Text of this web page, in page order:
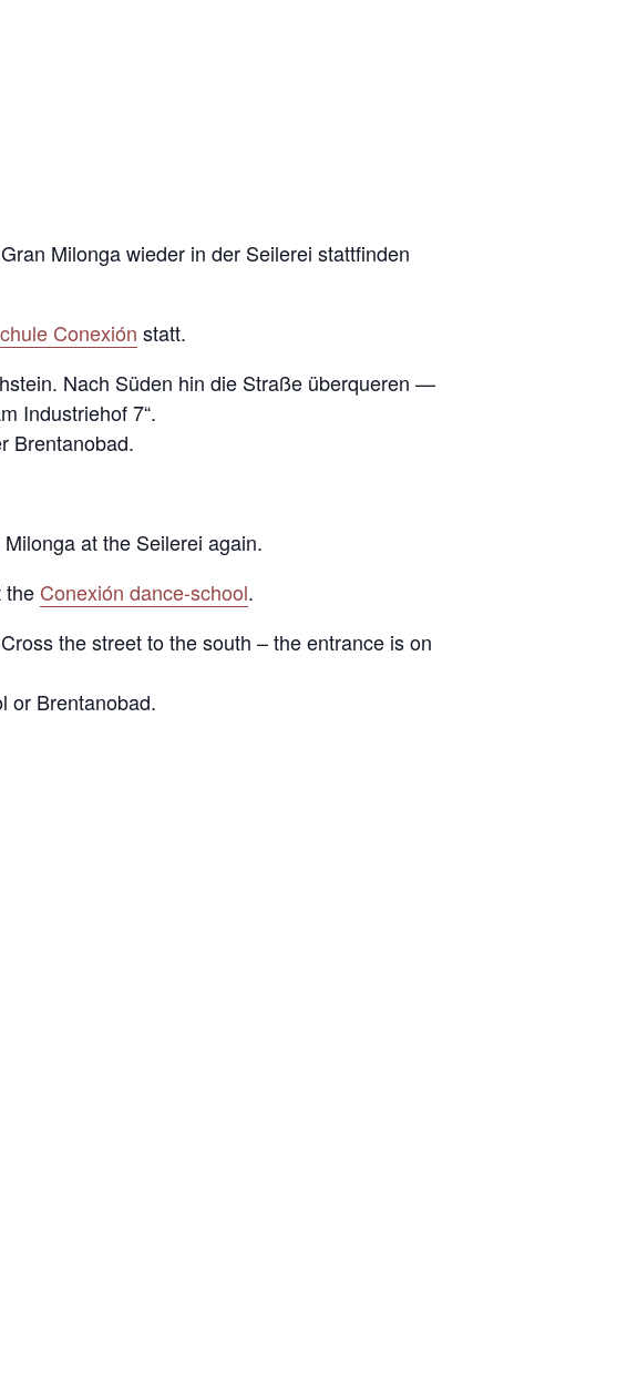
Milonga wieder in der Seilerei stattfinden
Conexión statt.
Nach Süden hin die Straße überqueren —
Industriehof 7“.
Brentanobad.
at the Seilerei again.
the Conexión dance-school.
the street to the south – the entrance is on
or Brentanobad.